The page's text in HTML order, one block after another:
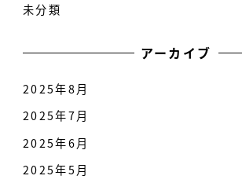
未分類
アーカイブ
2025年8月
2025年7月
2025年6月
2025年5月